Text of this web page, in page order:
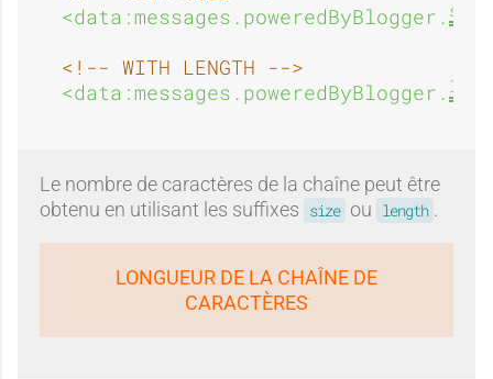
<data:messages.poweredByBlogger. size
<!-- WITH LENGTH -->
<data:messages.poweredByBlogger.
Le nombre de caractères de la chaîne peut être
obtenu en utilisant les suffixes size ou length .
LONGUEUR DE LA CHAÎNE DE
CARACTÈRES